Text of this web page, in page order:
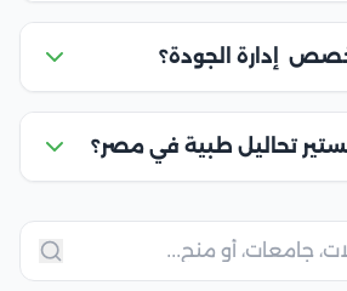
إدارة الجودة؟
تحاليل طبية في مصر؟